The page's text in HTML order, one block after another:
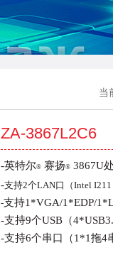
当
ZA-3867L2C6
-英特尔® 赛扬® 3867U
-支持2个LAN口（Intel I211
-支持1*VGA/1*EDP/
-支持9个USB（
-支持6个串口（1*1拖4